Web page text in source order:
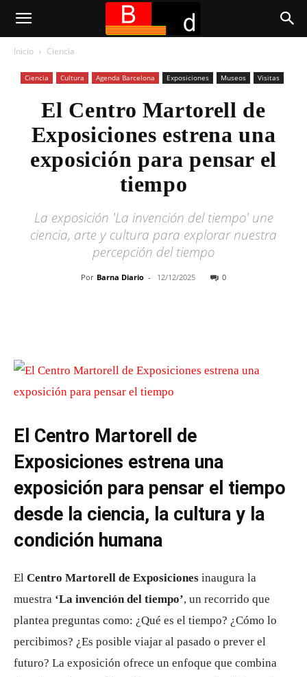
Inicio Ciencia
Ciencia Cultura Agenda Barcelona Exposiciones Museos Visitas
El Centro Martorell de
Exposiciones estrena una
exposición para pensar el
tiempo
La exposición 'La invención del tiempo' une
ciencia, arte y cultura para explorar nuestra
percepción del tiempo
Por Barna Diario - 12/12/2025 0
El Centro Martorell de
Exposiciones estrena una
exposición para pensar el tiempo
desde la ciencia, la cultura y la
condición humana
El Centro Martorell de Exposiciones inaugura la
muestra ‘La invención del tiempo’, un recorrido que
plantea preguntas como: ¿Qué es el tiempo? ¿Cómo lo
percibimos? ¿Es posible viajar al pasado o prever el
futuro? La exposición ofrece un enfoque que combina